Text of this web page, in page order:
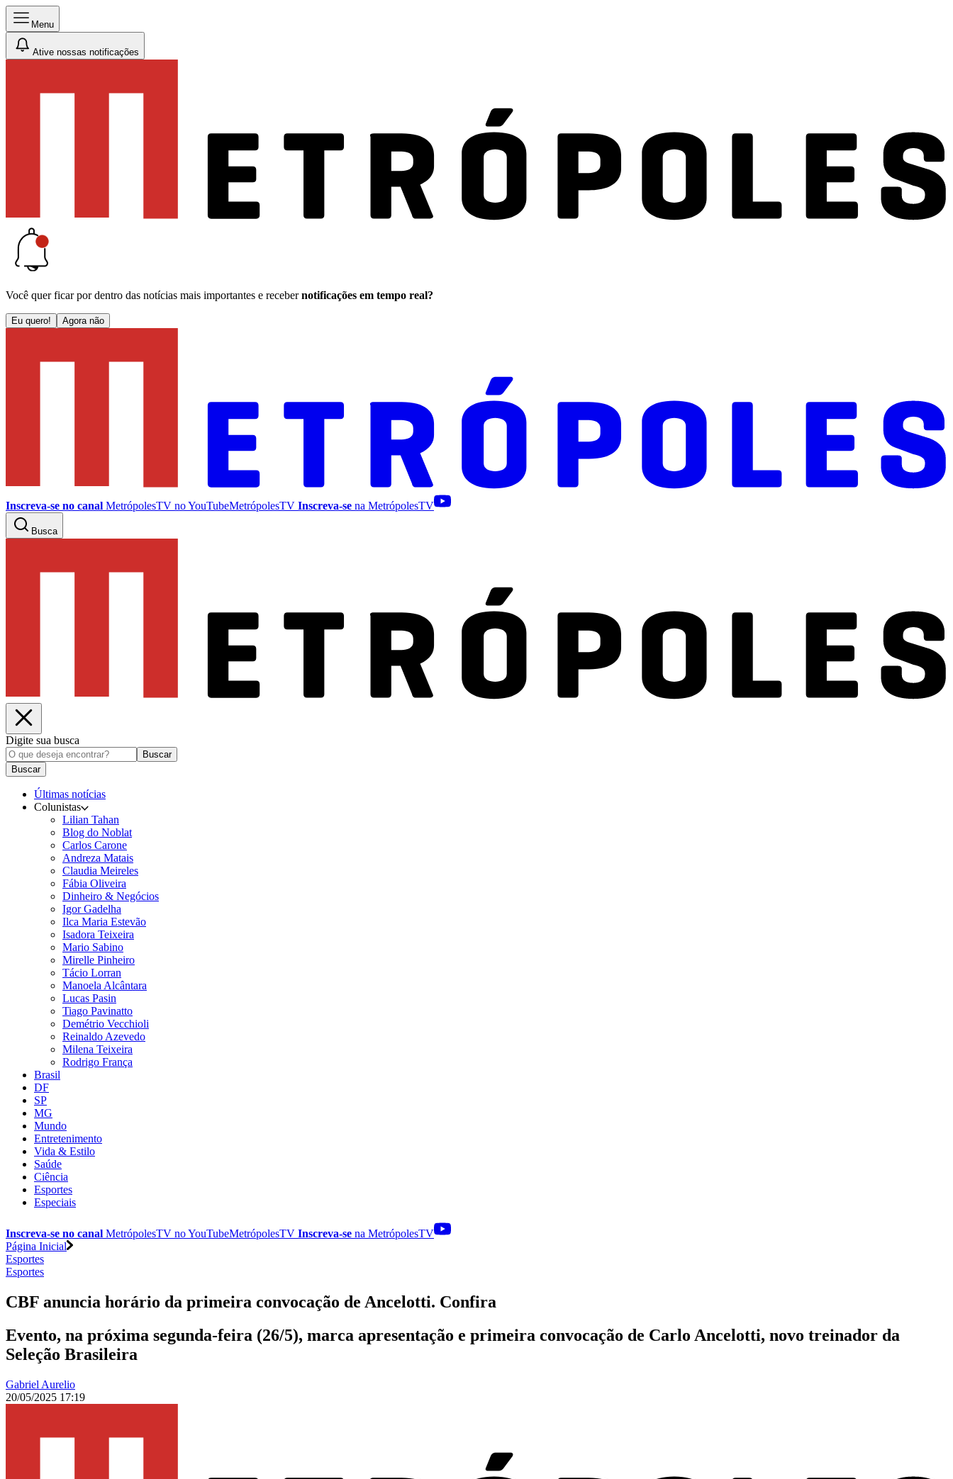
Menu
Ative nossas notificações
Você quer ficar por dentro das notícias mais importantes e receber notificações em tempo real?
Eu quero! Agora não
Inscreva-se no canal MetrópolesTV noYouTubeMetrópolesTV Inscreva-se na MetrópolesTV
Busca
Digite sua busca
Buscar
Buscar
Últimas notícias
Colunistas
Lilian Tahan
Blog do Noblat
Carlos Carone
Andreza Matais
Claudia Meireles
Fábia Oliveira
Dinheiro & Negócios
Igor Gadelha
Ilca Maria Estevão
Isadora Teixeira
Mario Sabino
Mirelle Pinheiro
Tácio Lorran
Manoela Alcântara
Lucas Pasin
Tiago Pavinatto
Demétrio Vecchioli
Reinaldo Azevedo
Milena Teixeira
Rodrigo França
Brasil
DF
SP
MG
Mundo
Entretenimento
Vida & Estilo
Saúde
Ciência
Esportes
Especiais
Inscreva-se no canal MetrópolesTV noYouTubeMetrópolesTV Inscreva-se na MetrópolesTV
Página Inicial
Esportes
Esportes
CBF anuncia horário da primeira convocação de Ancelotti. Confira
Evento, na próxima segunda-feira (26/5), marca apresentação e primeira convocação de Carlo Ancelotti, novo treinador da
Seleção Brasileira
Gabriel Aurelio
20/05/2025 17:19